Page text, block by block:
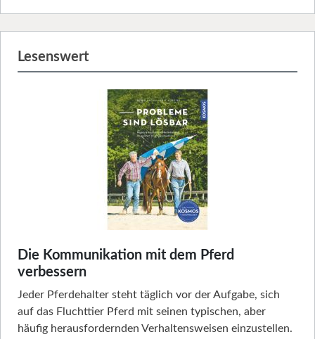
Lesenswert
Die Kommunikation mit dem Pferd
verbessern
Jeder Pferdehalter steht täglich vor der Aufgabe, sich
auf das Fluchttier Pferd mit seinen typischen, aber
häufig herausfordernden Verhaltensweisen einzustellen.